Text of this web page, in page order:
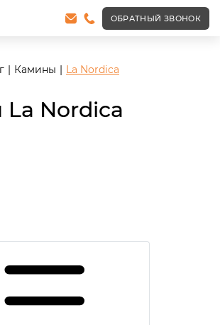
ОБРАТНЫЙ ЗВОНОК
Камины La Nordica
Nordica